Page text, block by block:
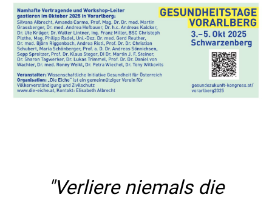
"Verliere niemals die